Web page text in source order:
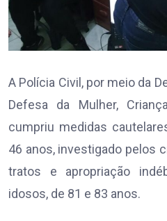
A Polícia Civil, por meio da
Defesa da Mulher,
cumpriu medidas
46 anos, investigado pelos
tratos e apropriação
idosos, de 81 e 83 anos.